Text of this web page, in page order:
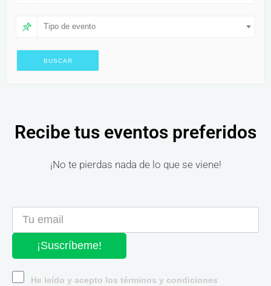
Tipo de evento
Recibe tus eventos preferidos
¡No te pierdas nada de lo que se viene!
¡Suscríbeme!
He leído y acepto los términos y condiciones